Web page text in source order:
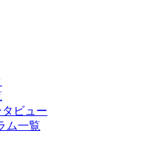
ビュー
ム一覧